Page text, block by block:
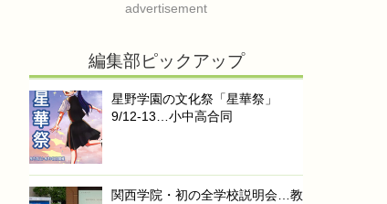
advertisement
編集部ピックアップ
星野学園の文化祭「星華祭」
9/12-13…小中高合同
関西学院・初の全学校説明会…教